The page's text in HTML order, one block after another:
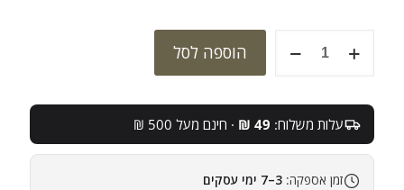
של
עומד
קו
"חרבות
ברזל
הוספה לסל
עלות משלוח: 49 ₪ · חינם מעל 500 ₪
זמן אספקה: 3–7 ימי עסקים